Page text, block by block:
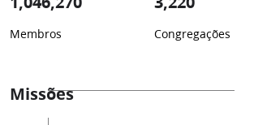
Membros Congregações
Missões